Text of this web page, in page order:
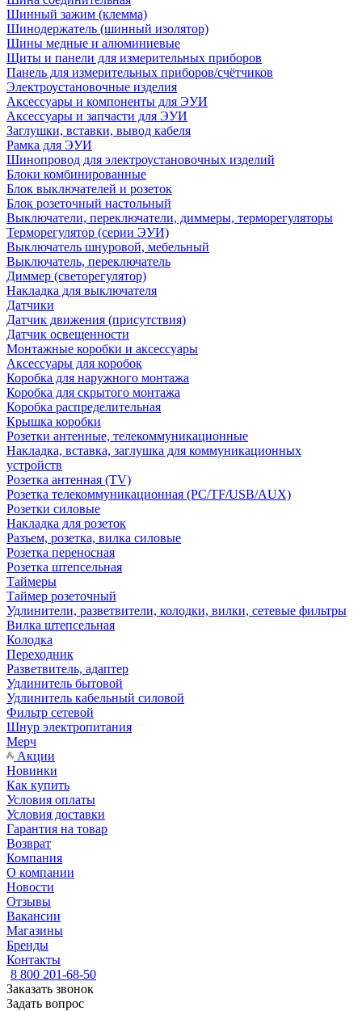
Шинный зажим (клемма)
Шинодержатель (шинный изолятор)
Шины медные и алюминиевые
Щиты и панели для измерительных приборов
Панель для измерительных приборов/счётчиков
Электроустановочные изделия
Аксессуары и компоненты для ЭУИ
Аксессуары и запчасти для ЭУИ
Заглушки, вставки, вывод кабеля
Рамка для ЭУИ
Шинопровод для электроустановочных изделий
Блоки комбинированные
Блок выключателей и розеток
Блок розеточный настольный
Выключатели, переключатели, диммеры, терморегуляторы
Терморегулятор (серии ЭУИ)
Выключатель шнуровой, мебельный
Выключатель, переключатель
Диммер (светорегулятор)
Накладка для выключателя
Датчики
Датчик движения (присутствия)
Датчик освещенности
Монтажные коробки и аксессуары
Аксессуары для коробок
Коробка для наружного монтажа
Коробка для скрытого монтажа
Коробка распределительная
Крышка коробки
Розетки антенные, телекоммуникационные
Накладка, вставка, заглушка для коммуникационных
устройств
Розетка антенная (TV)
Розетка телекоммуникационная (PC/TF/USB/AUX)
Розетки силовые
Накладка для розеток
Разъем, розетка, вилка силовые
Розетка переносная
Розетка штепсельная
Таймеры
Таймер розеточный
Удлинители, разветвители, колодки, вилки, сетевые фильтры
Вилка штепсельная
Колодка
Переходник
Разветвитель, адаптер
Удлинитель бытовой
Удлинитель кабельный силовой
Фильтр сетевой
Шнур электропитания
Мерч
Акции
Новинки
Как купить
Условия оплаты
Условия доставки
Гарантия на товар
Возврат
Компания
О компании
Новости
Отзывы
Вакансии
Магазины
Бренды
Контакты
8 800 201-68-50
Заказать звонок
Задать вопрос